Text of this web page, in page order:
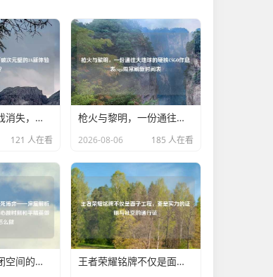
快吧游戏盒游戏消失，打破次元壁的3A新体验何在？
121 人在看
枪火与黎明，一份通往大地球的硬核CSGO作息表csgo周常刷新时间表
2026-08-06 185 人在看
和平精英，幽闭空间的生死博弈——深度解析做电梯任务的硬核攻略与心跳时刻和平精英做电梯任务怎么做 王者荣耀铭牌不仅是面子工程，更是实力的证明与社交的通行证